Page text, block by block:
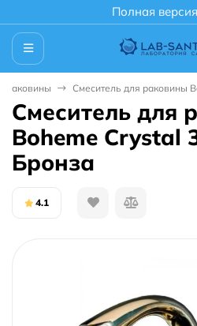
Полная
раковины Смеситель для раковины
Смеситель для
Boheme Crystal
Бронза
4.1